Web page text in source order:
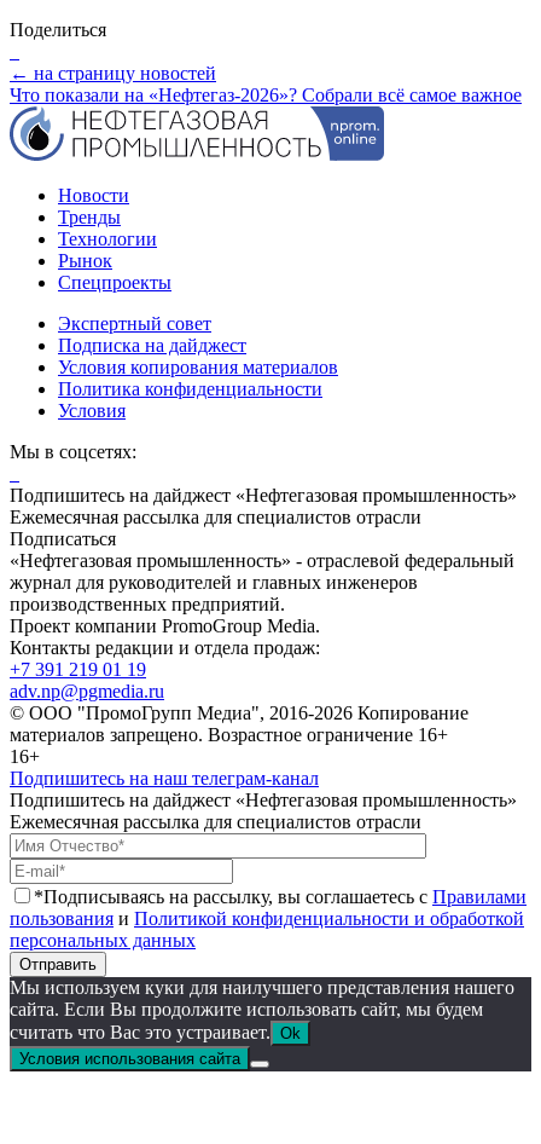
Поделиться
← на страницу новостей
Что показали на «Нефтегаз-2026»? Собрали всё самое важное
Новости
Тренды
Технологии
Рынок
Спецпроекты
Экспертный совет
Подписка на дайджест
Условия копирования материалов
Политика конфиденциальности
Условия
Мы в соцсетях:
Подпишитесь на дайджест «Нефтегазовая промышленность»
Ежемесячная рассылка для специалистов отрасли
Подписаться
«Нефтегазовая промышленность» - отраслевой федеральный
журнал для руководителей и главных инженеров
производственных предприятий.
Проект компании PromoGroup Media.
Контакты редакции и отдела продаж:
+7 391 219 01 19
adv.np@pgmedia.ru
© ООО "ПромоГрупп Медиа", 2016-2026 Копирование
материалов запрещено. Возрастное ограничение 16+
16+
Подпишитесь на наш телеграм-канал
Подпишитесь на дайджест «Нефтегазовая промышленность»
Ежемесячная рассылка для специалистов отрасли
*Подписываясь на рассылку, вы соглашаетесь с Правилами
пользования и Политикой конфиденциальности и обработкой
персональных данных
Отправить
Мы используем куки для наилучшего представления нашего
сайта. Если Вы продолжите использовать сайт, мы будем
считать что Вас это устраивает. Ok
Условия использования сайта